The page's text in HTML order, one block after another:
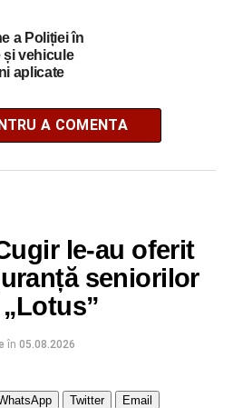
a Poliției în
și vehicule
aplicate
A COMENTA
le-au oferit
seniorilor
în 05.08.2026
Twitter Email